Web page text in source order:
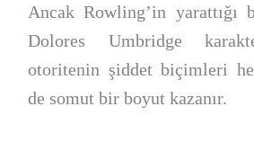
Ancak Rowling’in yarattığı
Dolores Umbridge
otoritenin şiddet biçimleri
de somut bir boyut kazanır.